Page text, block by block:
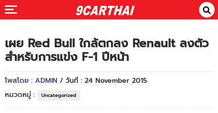
เผย Red Bull ใกล้ตกลง Renault ลงตัว
สำหรับการแข่ง F-1 ปีหน้า
โพสโดย : ADMIN / วันที่ : 24 November 2015
หมวดหมู่ :
Uncategorized